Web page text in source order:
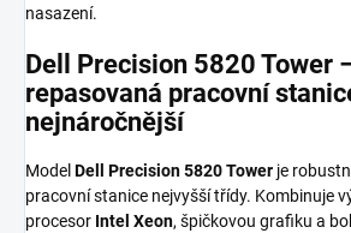
nasazení.
Dell Precision 5820 Tower
repasovaná pracovní
nejnáročnější
Model Dell Precision 5820 Tower je
pracovní stanice nejvyšší třídy. Kombinuje
procesor Intel Xeon, špičkovou grafiku a